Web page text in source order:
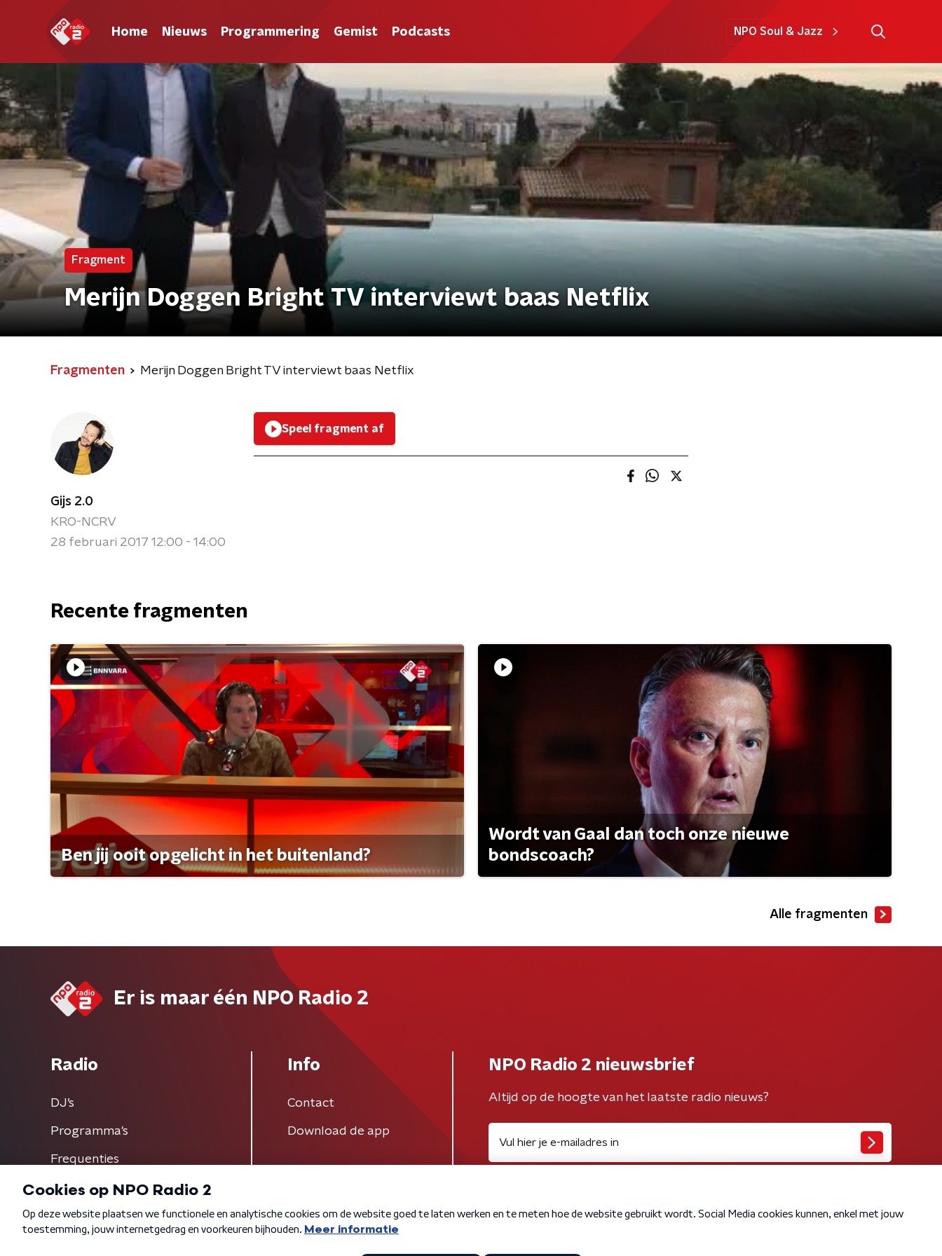
Home Nieuws Programmering Gemist Podcasts NPO Soul & Jazz
Fragment
Merijn Doggen Bright TV interviewt baas Netflix
Fragmenten Merijn Doggen Bright TV interviewt baas Netflix
Gijs 2.0
KRO-NCRV
28 februari 2017 12:00 - 14:00
Speel fragment af
Recente fragmenten
Ben jij ooit opgelicht in het buitenland?
Wordt van Gaal dan toch onze nieuwe
bondscoach?
Alle fragmenten
Er is maar één NPO Radio 2
Radio
DJ’s
Programma's
Frequenties
Info
Contact
Download de app
NPO Radio 2 nieuwsbrief
Altijd op de hoogte van het laatste radio nieuws?
Algemene voorwaarden Privacybeleid